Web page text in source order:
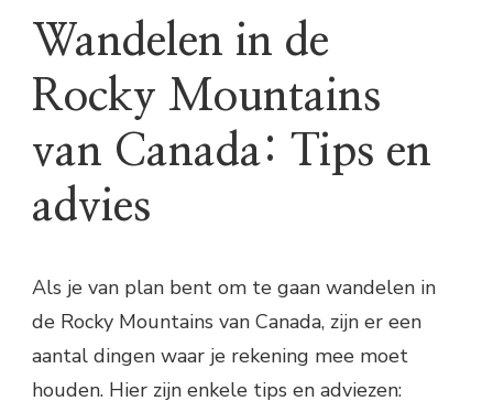
Wandelen in de
Rocky Mountains
van Canada: Tips en
advies
Als je van plan bent om te gaan wandelen in
de Rocky Mountains van Canada, zijn er een
aantal dingen waar je rekening mee moet
houden. Hier zijn enkele tips en adviezen: